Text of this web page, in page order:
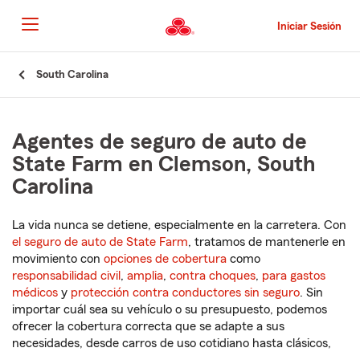
al
contenido
principal
Iniciar Sesión
South Carolina
Agentes de seguro de auto de
State Farm en Clemson, South
Carolina
La vida nunca se detiene, especialmente en la carretera. Con
el seguro de auto de State Farm, tratamos de mantenerle en
movimiento con opciones de cobertura como
responsabilidad civil , amplia, contra choques, para gastos
médicos y protección contra conductores sin seguro. Sin
importar cuál sea su vehículo o su presupuesto, podemos
ofrecer la cobertura correcta que se adapte a sus
necesidades, desde carros de uso cotidiano hasta clásicos,